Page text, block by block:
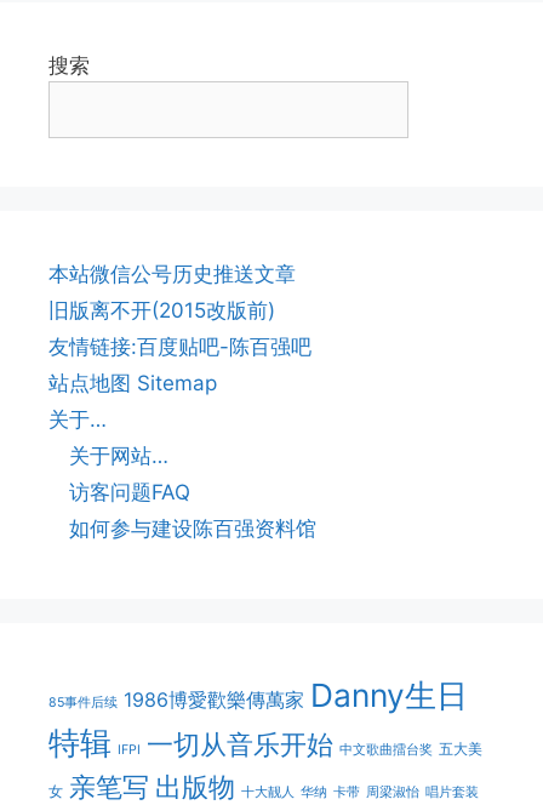
搜索
本站微信公号历史推送文章
旧版离不开(2015改版前)
友情链接:百度贴吧-陈百强吧
站点地图 Sitemap
关于…
关于网站…
访客问题FAQ
如何参与建设陈百强资料馆
85事件后续 1986博愛歡樂傳萬家 Danny生日
特辑 IFPI 一切从音乐开始 中文歌曲擂台奖 五大美
女 亲笔写 出版物 十大靓人 华纳 卡带 周梁淑怡 唱片套装